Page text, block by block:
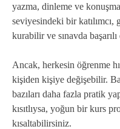
yazma, dinleme ve
seviyesindeki bir
kurabilir ve sınavda başarılı
Ancak, herkesin öğrenme
kişiden kişiye değişebilir.
bazıları daha fazla pratik
kısıtlıysa, yoğun bir kurs
kısaltabilirsiniz.